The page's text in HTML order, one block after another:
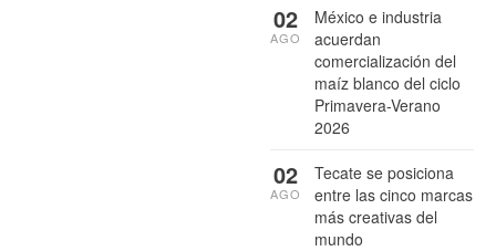
México e industria
acuerdan
comercialización del
maíz blanco del ciclo
Primavera-Verano
2026
02
AGO
Tecate se posiciona
entre las cinco marcas
más creativas del
mundo
02
AGO